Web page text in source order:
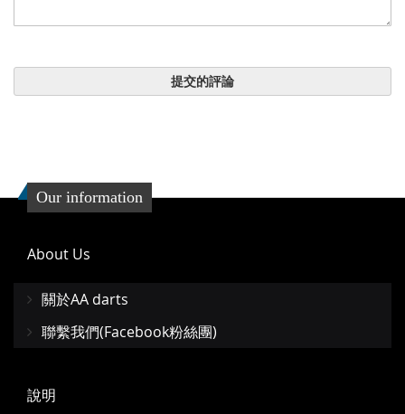
提交的評論
Our information
About Us
關於AA darts
聯繫我們(Facebook粉絲團)
說明